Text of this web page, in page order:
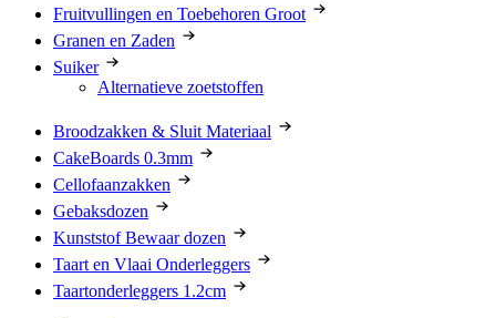
Fruitvullingen en Toebehoren Groot
Granen en Zaden
Suiker
Alternatieve zoetstoffen
Broodzakken & Sluit Materiaal
CakeBoards 0.3mm
Cellofaanzakken
Gebaksdozen
Kunststof Bewaar dozen
Taart en Vlaai Onderleggers
Taartonderleggers 1.2cm